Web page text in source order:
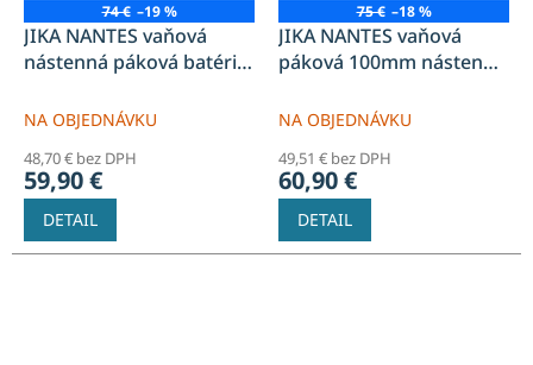
74 € –19 %
JIKA NANTES vaňová
nástenná páková batéria,
sady, chróm
NA OBJEDNÁVKU
48,70 € bez DPH
59,90 €
DETAIL
75 € –18 %
JIKA NANTES vaňová
páková 100mm nástenná
sady, chróm
NA OBJEDNÁVKU
49,51 € bez DPH
60,90 €
DETAIL